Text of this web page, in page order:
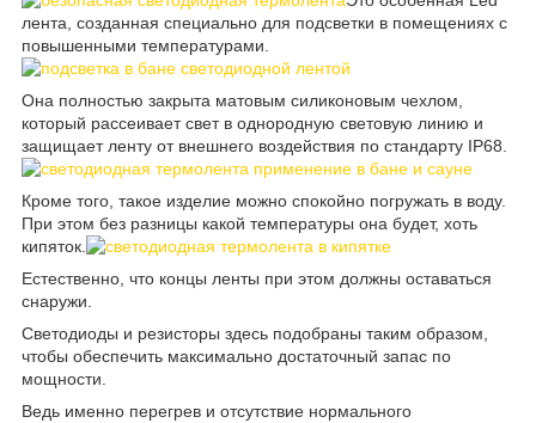
лента, созданная специально для подсветки в помещениях с
повышенными температурами.
Она полностью закрыта матовым силиконовым чехлом,
который рассеивает свет в однородную световую линию и
защищает ленту от внешнего воздействия по стандарту IP68.
Кроме того, такое изделие можно спокойно погружать в воду.
При этом без разницы какой температуры она будет, хоть
кипяток.
Естественно, что концы ленты при этом должны оставаться
снаружи.
Светодиоды и резисторы здесь подобраны таким образом,
чтобы обеспечить максимально достаточный запас по
мощности.
Ведь именно перегрев и отсутствие нормального